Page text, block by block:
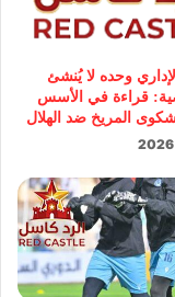
وحده لا يُنشئ
قراءة في الأسس
لشكوى المريخ ضد الهلال